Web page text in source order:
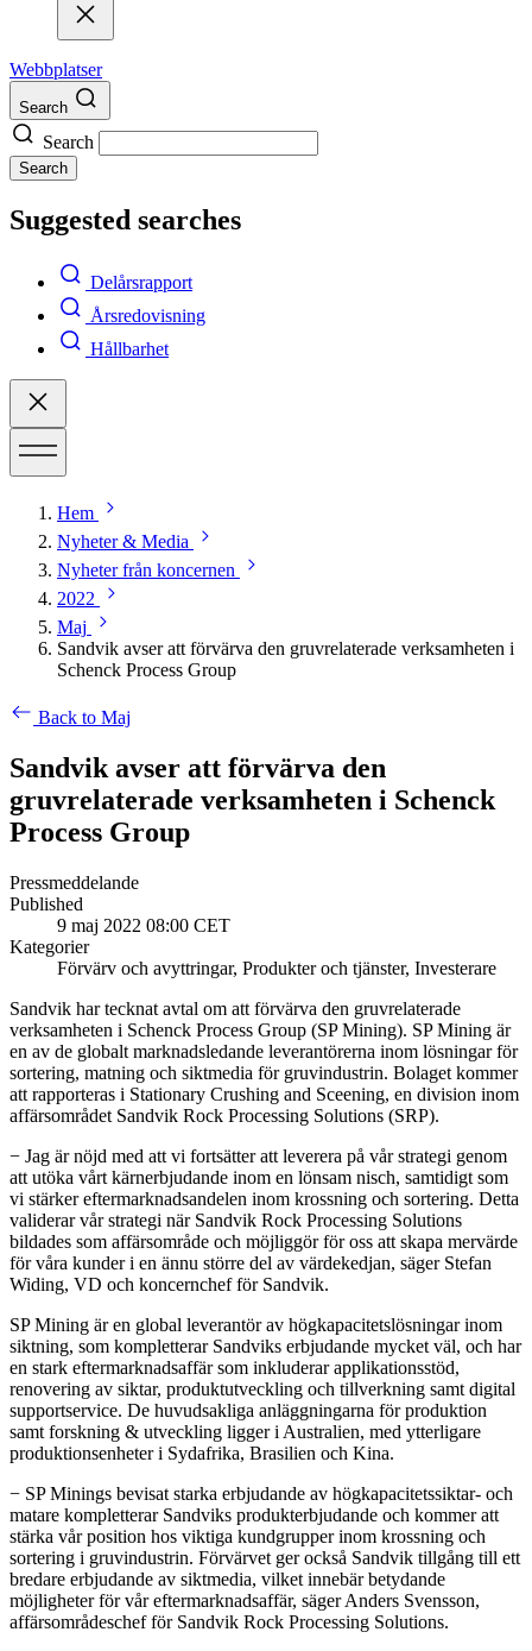
Webbplatser
Search
Search
Search
Suggested searches
Delårsrapport
Årsredovisning
Hållbarhet
Hem
Nyheter & Media
Nyheter från koncernen
2022
Maj
Sandvik avser att förvärva den gruvrelaterade verksamheten i
Schenck Process Group
Back to Maj
Sandvik avser att förvärva den
gruvrelaterade verksamheten i Schenck
Process Group
Pressmeddelande
Published
9 maj 2022 08:00 CET
Kategorier
Förvärv och avyttringar, Produkter och tjänster, Investerare
Sandvik har tecknat avtal om att förvärva den gruvrelaterade
verksamheten i Schenck Process Group (SP Mining). SP Mining är
en av de globalt marknadsledande leverantörerna inom lösningar för
sortering, matning och siktmedia för gruvindustrin. Bolaget kommer
att rapporteras i Stationary Crushing and Sceening, en division inom
affärsområdet Sandvik Rock Processing Solutions (SRP).
− Jag är nöjd med att vi fortsätter att leverera på vår strategi genom
att utöka vårt kärnerbjudande inom en lönsam nisch, samtidigt som
vi stärker eftermarknadsandelen inom krossning och sortering. Detta
validerar vår strategi när Sandvik Rock Processing Solutions
bildades som affärsområde och möjliggör för oss att skapa mervärde
för våra kunder i en ännu större del av värdekedjan, säger Stefan
Widing, VD och koncernchef för Sandvik.
SP Mining är en global leverantör av högkapacitetslösningar inom
siktning, som kompletterar Sandviks erbjudande mycket väl, och har
en stark eftermarknadsaffär som inkluderar applikationsstöd,
renovering av siktar, produktutveckling och tillverkning samt digital
supportservice. De huvudsakliga anläggningarna för produktion
samt forskning & utveckling ligger i Australien, med ytterligare
produktionsenheter i Sydafrika, Brasilien och Kina.
− SP Minings bevisat starka erbjudande av högkapacitetssiktar- och
matare kompletterar Sandviks produkterbjudande och kommer att
stärka vår position hos viktiga kundgrupper inom krossning och
sortering i gruvindustrin. Förvärvet ger också Sandvik tillgång till ett
bredare erbjudande av siktmedia, vilket innebär betydande
möjligheter för vår eftermarknadsaffär, säger Anders Svensson,
affärsområdeschef för Sandvik Rock Processing Solutions.